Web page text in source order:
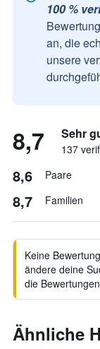
100 %
an, die
unsere
8,7 Sehr
137
8,6 Paare
8,7 Familien
Keine
ändere deine
die
Ähnliche